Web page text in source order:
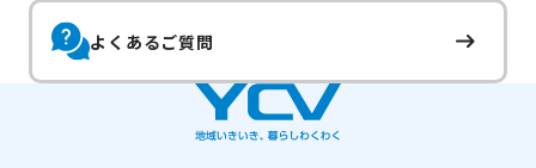
よくあるご質問